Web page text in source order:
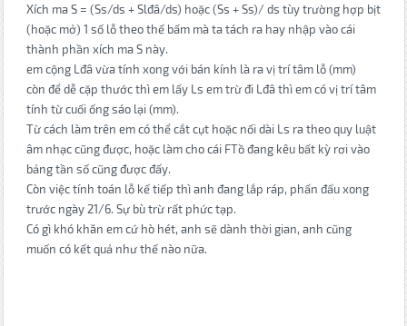
Xích ma S = (Ss/ds + Slđâ/ds) hoặc (Ss + Ss)/ ds tùy trường hợp bịt
(hoặc mở) 1 số lỗ theo thế bấm mà ta tách ra hay nhập vào cái
thành phần xích ma S này.
em cộng Lđâ vừa tính xong với bán kính là ra vị trí tâm lỗ (mm)
còn để dễ cặp thước thì em lấy Ls em trừ đi Lđâ thì em có vị trí tâm
tính từ cuối ống sáo lại (mm).
Từ cách làm trên em có thể cắt cụt hoặc nối dài Ls ra theo quy luật
âm nhạc cũng được, hoặc làm cho cái FTồ đang kêu bất kỳ rơi vào
bảng tần số cũng được đấy.
Còn việc tính toán lỗ kế tiếp thì anh đang lắp ráp, phấn đấu xong
trước ngày 21/6. Sự bù trừ rất phức tạp.
Có gì khó khăn em cứ hò hét, anh sẽ dành thời gian, anh cũng
muốn có kết quả như thế nào nữa.